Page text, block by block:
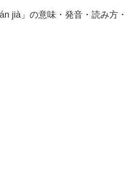
jià」の意味・発音・読み方